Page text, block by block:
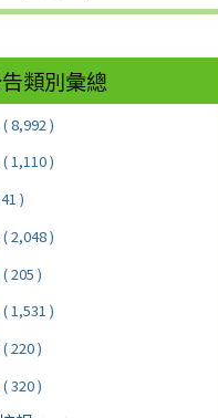
類別彙總
( 8,992 )
( 1,110 )
)
( 2,048 )
( 205 )
( 1,531 )
( 220 )
( 320 )